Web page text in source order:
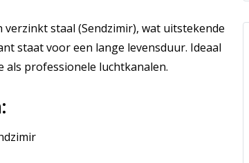
staal (Sendzimir), wat uitstekende
staat voor een lange levensduur. Ideaal
professionele luchtkanalen.